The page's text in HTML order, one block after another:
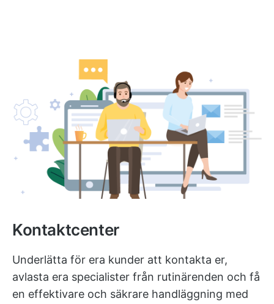
Kontaktcenter
Underlätta för era kunder att kontakta er,
avlasta era specialister från rutinärenden och få
en effektivare och säkrare handläggning med